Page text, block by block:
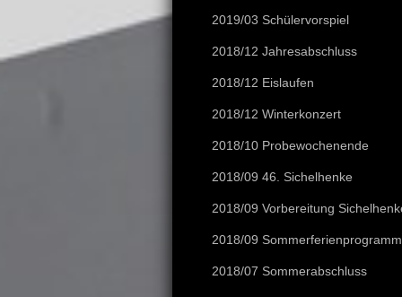
2019/03 Schülervorspiel
2018/12 Jahresabschluss
2018/12 Eislaufen
2018/12 Winterkonzert
2018/10 Probewochenende
2018/09 46. Sichelhenke
2018/09 Vorbereitung
2018/09 Sommerferienprogramm
2018/07 Sommerabschluss